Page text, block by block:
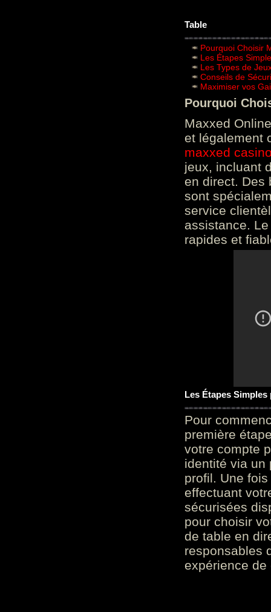
Table
Pourquoi Choisir
Les Étapes
Les Types de
Conseils de
Maximiser vos
Pourquoi
Maxxed
et légalement
maxxed
jeux, incluant
en direct. Des
sont
service
assistance.
rapides et
Les Étapes
Pour
première
votre compte
identité via un
profil. Une
effectuant
sécurisées
pour choisir
de table en
responsables
expérience